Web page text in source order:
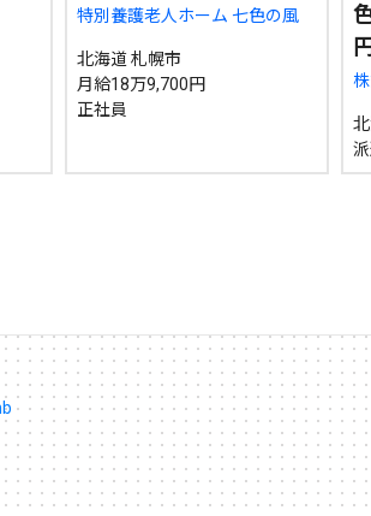
特別養護老人ホーム 七色の風
北海道 札幌市
月給18万9,700円
正社員
円